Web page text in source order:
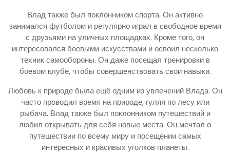
Влад также был поклонником спорта. Он активно
занимался футболом и регулярно играл в свободное время
с друзьями на уличных площадках. Кроме того, он
интересовался боевыми искусствами и освоил несколько
техник самообороны. Он даже посещал тренировки в
боевом клубе, чтобы совершенствовать свои навыки.
Любовь к природе была ещё одним из увлечений Влада. Он
часто проводил время на природе, гуляя по лесу или
рыбача. Влад также был поклонником путешествий и
любил открывать для себя новые места. Он мечтал о
путешествии по всему миру и посещении самых
интересных и красивых уголков планеты.